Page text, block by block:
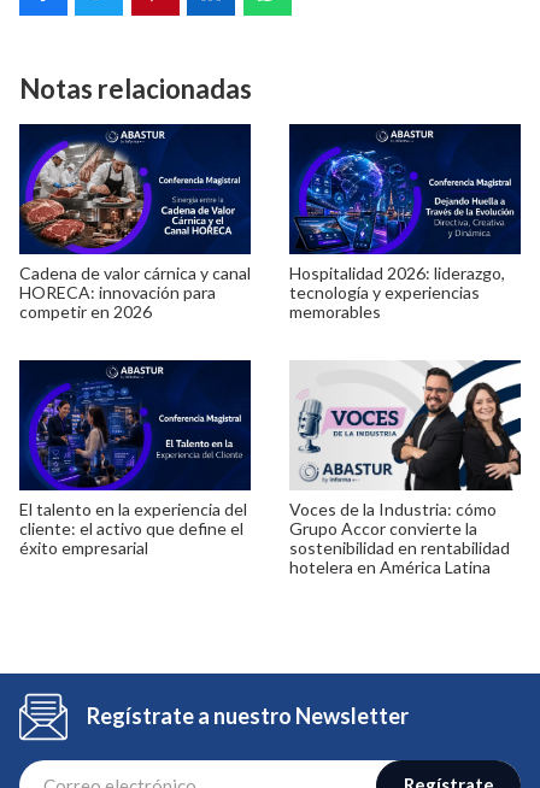
Notas relacionadas
Cadena de valor cárnica y canal
HORECA: innovación para
competir en 2026
Hospitalidad 2026: liderazgo,
tecnología y experiencias
memorables
El talento en la experiencia del
cliente: el activo que define el
éxito empresarial
Voces de la Industria: cómo
Grupo Accor convierte la
sostenibilidad en rentabilidad
hotelera en América Latina
Regístrate a nuestro Newsletter